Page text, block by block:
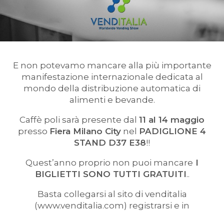
E non potevamo mancare alla più importante
manifestazione internazionale dedicata al
mondo della distribuzione automatica di
alimenti e bevande.
Caffè poli sarà presente dal 11 al 14 maggio
presso Fiera Milano City nel PADIGLIONE 4
STAND D37 E38!!
Quest’anno proprio non puoi mancare I
BIGLIETTI SONO TUTTI GRATUITI..
Basta collegarsi al sito di venditalia
(www.venditalia.com) registrarsi e in